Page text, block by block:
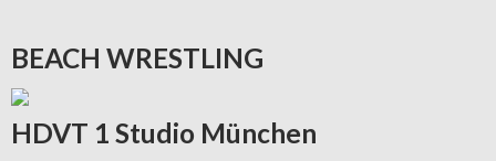
BEACH WRESTLING
HDVT 1 Studio München